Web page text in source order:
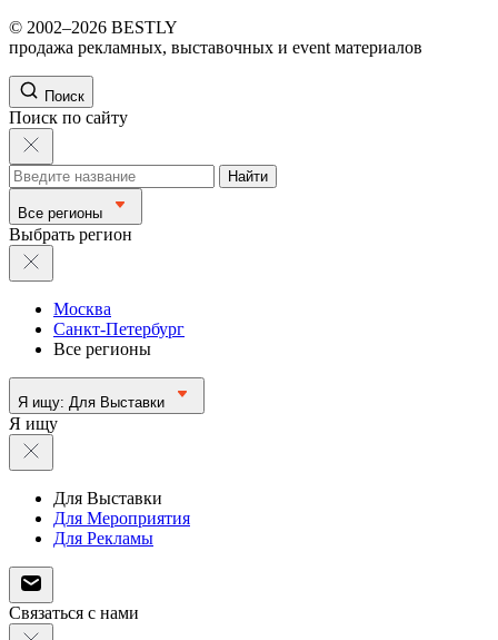
© 2002–2026 BESTLY
продажа рекламных, выставочных и event материалов
Поиск
Поиск по сайту
Найти
Все регионы
Выбрать регион
Москва
Санкт-Петербург
Все регионы
Я ищу: Для Выставки
Я ищу
Для Выставки
Для Мероприятия
Для Рекламы
Связаться с нами